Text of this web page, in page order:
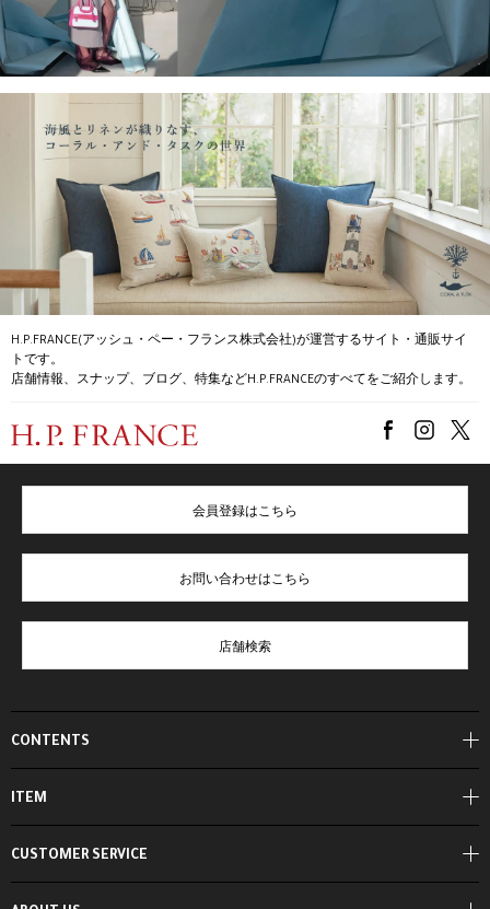
H.P.FRANCE(アッシュ・ペー・フランス株式会社)が運営するサイト・通販サイ
トです。
店舗情報、スナップ、ブログ、特集などH.P.FRANCEのすべてをご紹介します。
CONTENTS
ITEM
会員登録はこちら
お問い合わせはこちら
店舗検索
CUSTOMER SERVICE